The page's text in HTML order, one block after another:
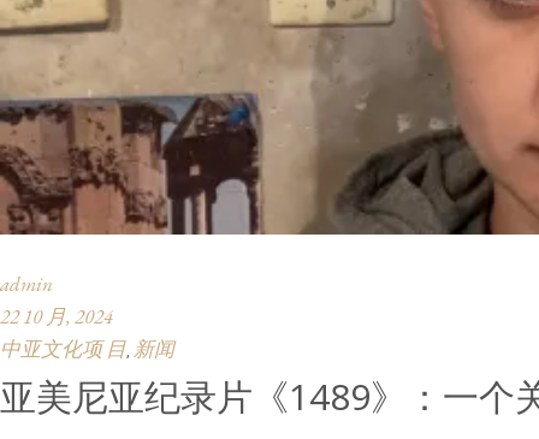
admin
22 10 月, 2024
中亚文化项 目, 新闻
亚美尼亚纪录片《1489》：一个